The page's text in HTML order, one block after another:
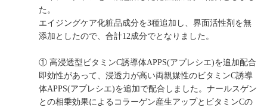
た。
エイジングケア化粧品成分を3種追加し、界面活性剤を無
添加としたので、合計12成分でとなりました。
① 高浸透型ビタミンC誘導体APPS(アプレシエ)を追加配合
即効性があって、浸透力が高い両親媒性のビタミンC誘導
体APPS(アプレシエ)を追加で配合しました。ナールスゲン
との相乗効果によるコラーゲン産生アップとビタミンCの